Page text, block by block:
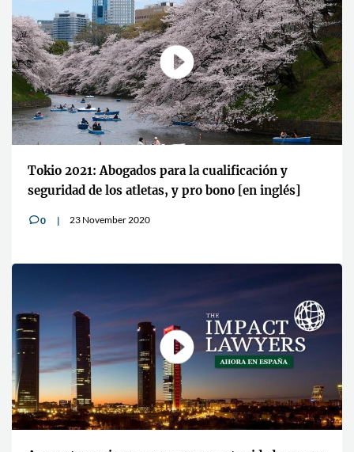
Tokio 2021: Abogados para la cualificación y
seguridad de los atletas, y pro bono [en inglés]
v0 23 November 2020